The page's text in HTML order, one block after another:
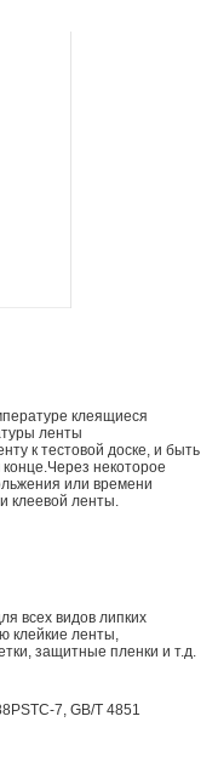
клеящиеся
ленты
к тестовой доске, и быть
некоторое
или времени
клеевой ленты.
всех видов липких
клейкие ленты,
защитные пленки и т.д.
7, GB/T 4851